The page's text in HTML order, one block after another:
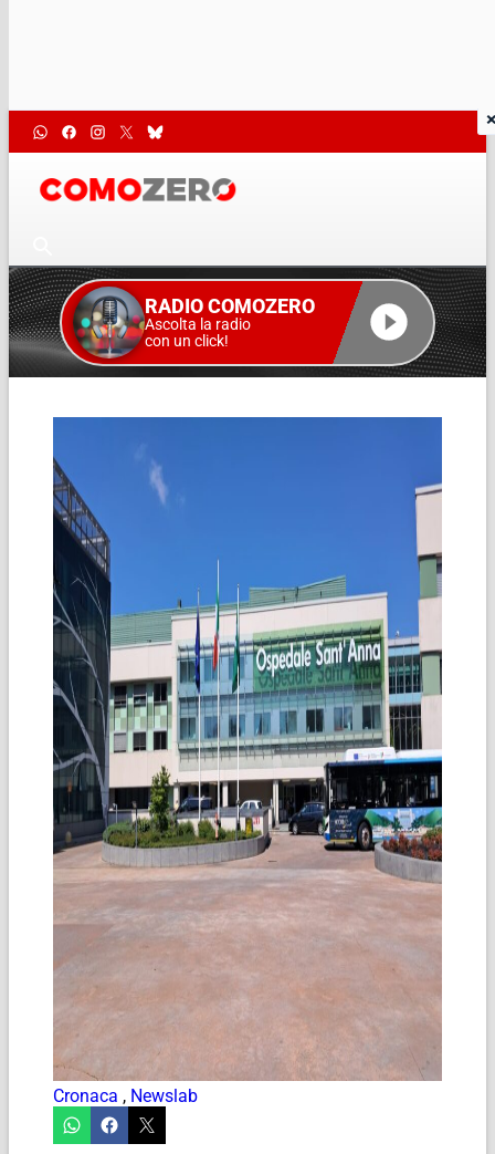
RADIO COMOZERO
Ascolta la radio
con un click!
Cronaca , Newslab